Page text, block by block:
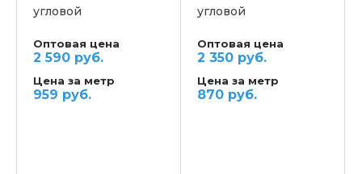
угловой
Оптовая цена
2 590 руб.
Цена за метр
959 руб.
угловой
Оптовая цена
2 350 руб.
Цена за метр
870 руб.